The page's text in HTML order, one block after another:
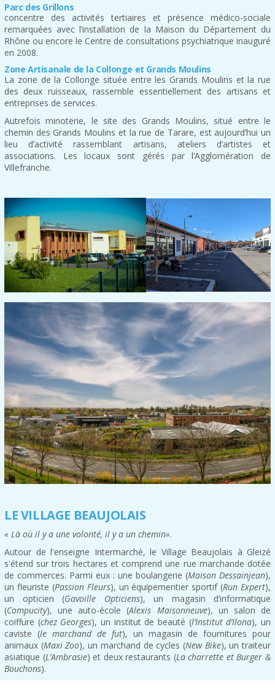
Parc des Grillons
concentre des activités tertiaires et présence médico-sociale
remarquées avec l’installation de la Maison du Département du
Rhône ou encore le Centre de consultations psychiatrique inauguré
en 2008.
Zone Artisanale de la Collonge et Grands Moulins
La zone de la Collonge située entre les Grands Moulins et la rue
des deux ruisseaux, rassemble essentiellement des artisans et
entreprises de services.
Autrefois minoterie, le site des Grands Moulins, situé entre le
chemin des Grands Moulins et la rue de Tarare, est aujourd’hui un
lieu d’activité rassemblant artisans, ateliers d’artistes et
associations. Les locaux sont gérés par l’Agglomération de
Villefranche.
LE VILLAGE BEAUJOLAIS
« Là où il y a une volonté, il y a un chemin».
Autour de l'enseigne Intermarché, le Village Beaujolais à Gleizé
s'étend sur trois hectares et comprend une rue marchande dotée
de commerces. Parmi eux : une boulangerie (Maison Dessainjean),
un fleuriste (Passion Fleurs), un équipementier sportif (Run Expert),
un opticien (Gavoille Opticiens), un magasin d’informatique
(Compucity), une auto-école (Alexis Maisonneuve), un salon de
coiffure (chez Georges), un institut de beauté (l’Institut d’Ilona), un
caviste (le marchand de fut), un magasin de fournitures pour
animaux (Maxi Zoo), un marchand de cycles (New Bike), un traiteur
asiatique (L’Ambrasie) et deux restaurants (La charrette et Burger &
Bouchons).